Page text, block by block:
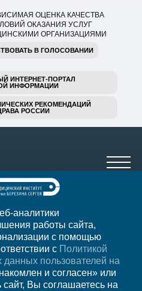
ОЦЕНКА КАЧЕСТВА
ОКАЗАНИЯ УСЛУГ
ОРГАНИЗАЦИЯМИ
В ГОЛОСОВАНИИ
ИНТЕРНЕТ-ПОРТАЛ
ИНФОРМАЦИИ
РЕКОМЕНДАЦИЙ
РОССИИ
200
7.00-23.00
Челны
аналитики
работы сайта,
с помощью
с Политикой
пользователей на
и согласен» или
Вы соглашаетесь на